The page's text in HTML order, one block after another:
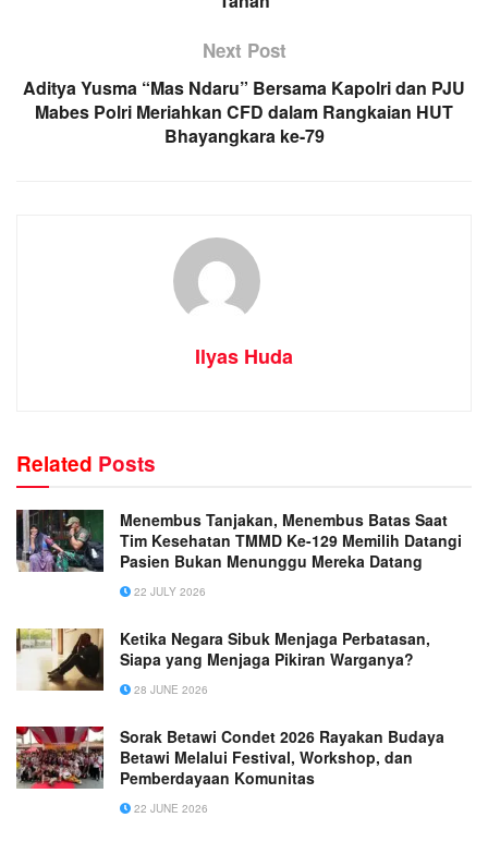
Next Post
Aditya Yusma “Mas Ndaru” Bersama Kapolri dan PJU
Mabes Polri Meriahkan CFD dalam Rangkaian HUT
Bhayangkara ke-79
Ilyas Huda
Related Posts
Menembus Tanjakan, Menembus Batas Saat
Tim Kesehatan TMMD Ke-129 Memilih Datangi
Pasien Bukan Menunggu Mereka Datang
22 JULY 2026
Ketika Negara Sibuk Menjaga Perbatasan,
Siapa yang Menjaga Pikiran Warganya?
28 JUNE 2026
Sorak Betawi Condet 2026 Rayakan Budaya
Betawi Melalui Festival, Workshop, dan
Pemberdayaan Komunitas
22 JUNE 2026